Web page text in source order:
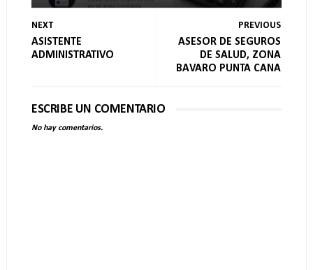
NEXT
ASISTENTE
ADMINISTRATIVO
PREVIOUS
ASESOR DE SEGUROS
DE SALUD, ZONA
BAVARO PUNTA CANA
ESCRIBE UN COMENTARIO
No hay comentarios.